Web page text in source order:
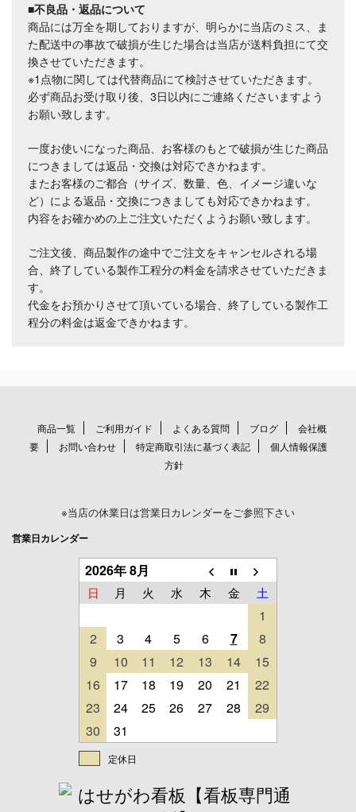
■不良品・返品について
商品には万全を期しておりますが、明らかに当店のミス、ま
た配送中の事故で破損が生じた場合は当店が送料負担にて交
換させていただきます。
※1点物に関しては代替商品にて検討させていただきます。
必ず商品お受け取り後、3日以内にご連絡くださいますよう
お願い致します。
一度お使いになった商品、お客様のもとで破損が生じた商品
につきましては返品・交換は対応できかねます。
またお客様のご都合（サイズ、数量、色、イメージ違いな
ど）による返品・交換につきましても対応できかねます。
内容をお確かめの上ご注文いただくようお願い致します。
ご注文後、商品製作の途中でご注文をキャンセルされる場
合、終了している製作工程分の料金を請求させていただきま
す。
代金をお預かりさせて頂いている場合、終了している製作工
程分の料金は返金できかねます。
商品一覧 ご利用ガイド よくある質問 ブログ
会社概
要
お問い合わせ 特定商取引法に基づく表記
個人情報保護
方針
※当店の休業日は営業日カレンダーをご参照下さい
営業日カレンダー
2026年 8月
日 月 火 水 木 金 土
1
2
3 4 5 6 7
8
9
10 11 12 13 14
15
16
17 18 19 20 21
22
23
24 25 26 27 28
29
30
31
定休日